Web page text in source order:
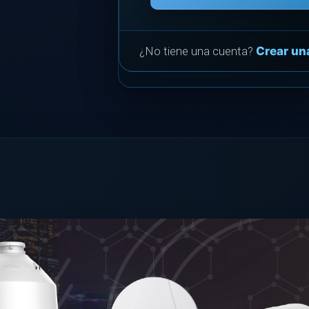
¿No tiene una cuenta? Crear